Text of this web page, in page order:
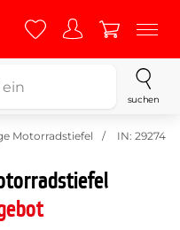
suchen
Motorradstiefel IN: 29274